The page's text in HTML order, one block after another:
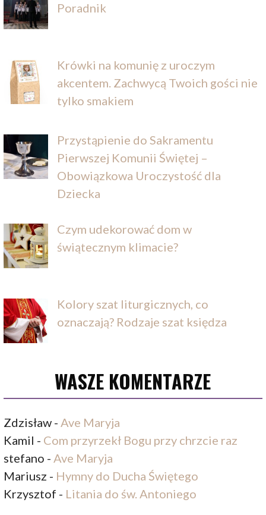
Poradnik
Krówki na komunię z uroczym
akcentem. Zachwycą Twoich gości nie
tylko smakiem
Przystąpienie do Sakramentu
Pierwszej Komunii Świętej –
Obowiązkowa Uroczystość dla
Dziecka
Czym udekorować dom w
świątecznym klimacie?
Kolory szat liturgicznych, co
oznaczają? Rodzaje szat księdza
WASZE KOMENTARZE
Zdzisław -Ave Maryja
Kamil - Com przyrzekł Bogu przy chrzcie raz
stefano -Ave Maryja
Mariusz - Hymny do Ducha Świętego
Krzysztof - Litania do św. Antoniego